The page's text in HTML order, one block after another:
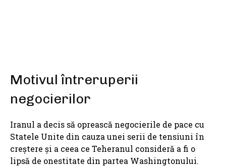
Motivul întreruperii
negocierilor
Iranul a decis să oprească negocierile de pace cu
Statele Unite din cauza unei serii de tensiuni în
creștere și a ceea ce Teheranul consideră a fi o
lipsă de onestitate din partea Washingtonului.